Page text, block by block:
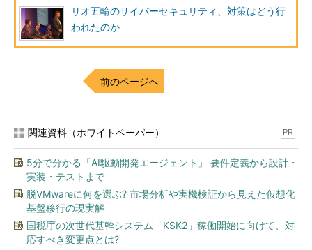
セキュリティ関連の事象としては、オリンピック期間中に13
億件が見られた
だが、五輪の競技に影響を与えるような事象は、全く発生しな
たちはサイバーセキュリティレスポンスチームを対象としたサイ
バー攻撃演習、ペネトレーションテスト、そして五輪ネットワー
た。
リアルな環境で演習を実施
「Cyber War Games」と呼ぶサイバー攻撃演習は、レスポン
スチームが最悪の状況に対応できるようにすることを目的として
おり、統括責任者が的確に判断できるかについても試された。
リオ五輪のサイバーセキュリティ、対策はどう行
われたのか
前のページへ
関連資料（ホワイトペーパー） PR
5分で分かる「AI駆動開発エージェント」 要件定義から設計・
実装・テストまで
脱VMwareに何を選ぶ? 市場分析や実機検証から見えた仮想化
基盤移行の現実解
国税庁の次世代基幹システム「KSK2」稼働開始に向けて、対
応すべき変更点とは?